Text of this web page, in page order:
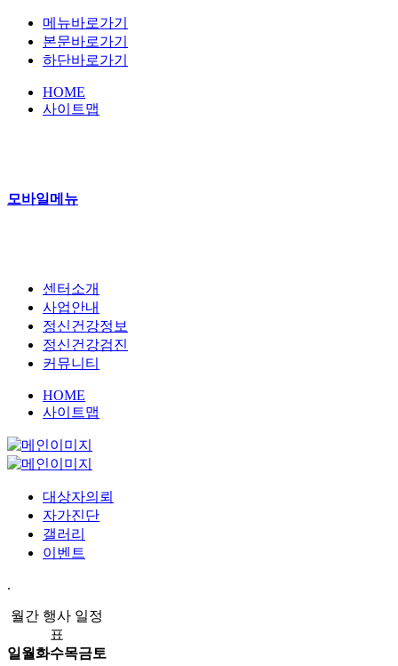
메뉴바로가기
본문바로가기
하단바로가기
HOME
사이트맵
모바일메뉴
센터소개
사업안내
정신건강정보
정신건강검진
커뮤니티
HOME
사이트맵
대상자의뢰
자가진단
갤러리
이벤트
.
월간 행사 일정
표
일 월화수목금토